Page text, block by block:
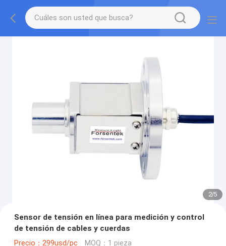
2/5
Sensor de tensión en línea para medición y control
de tensión de cables y cuerdas
Precio：299usd/pc MOQ：1 pieza